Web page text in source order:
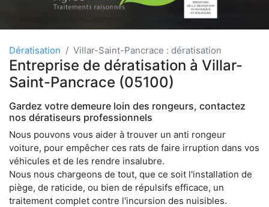
Dératisation Villar-Saint-Pancrace : dératisation
Entreprise de dératisation à Villar-
Saint-Pancrace (05100)
Gardez votre demeure loin des rongeurs, contactez
nos dératiseurs professionnels
Nous pouvons vous aider à trouver un anti rongeur
voiture, pour empêcher ces rats de faire irruption dans vos
véhicules et de les rendre insalubre.
Nous nous chargeons de tout, que ce soit l'installation de
piège, de raticide, ou bien de répulsifs efficace, un
traitement complet contre l'incursion des nuisibles.